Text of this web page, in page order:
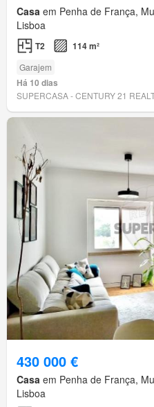
Casa em Penha de França,
Lisboa
T2 114 m²
Garajem
Há 10 dias
SUPERCASA - CENTURY 21
430 000 €
Casa em Penha de França,
Lisboa